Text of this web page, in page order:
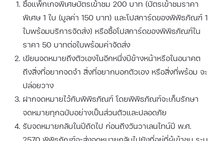
ซื้อแพ็กเกจพิเศษบัตรเข้าชม 200 บาท (บัตรเข้าชมราคา
พิเศษ 1 ใบ (มูลค่า 150 บาท) และโปสการ์ดของพิพิธภัณฑ์ 1
ใบพร้อมบริการจัดส่ง) หรือซื้อโปสการ์ดของพิพิธภัณฑ์ใน
ราคา 50 บาทต่อใบพร้อมค่าจัดส่ง
เขียนจดหมายถึงตัวเองในอีกหนึ่งปีข้างหน้าหรือในอนาคต
ถึงสิ่งที่อยากจดจำ สิ่งที่อยากบอกตัวเอง หรือสิ่งที่พร้อม จะ
ปล่อยวาง
ฝากจดหมายไว้กับพิพิธภัณฑ์ โดยพิพิธภัณฑ์จะเก็บรักษา
จดหมายทุกฉบับอย่างเป็นส่วนตัวและปลอดภัย
รับจดหมายกลับในปีถัดไป ก่อนถึงวันวาเลนไทน์ปี พ.ศ.